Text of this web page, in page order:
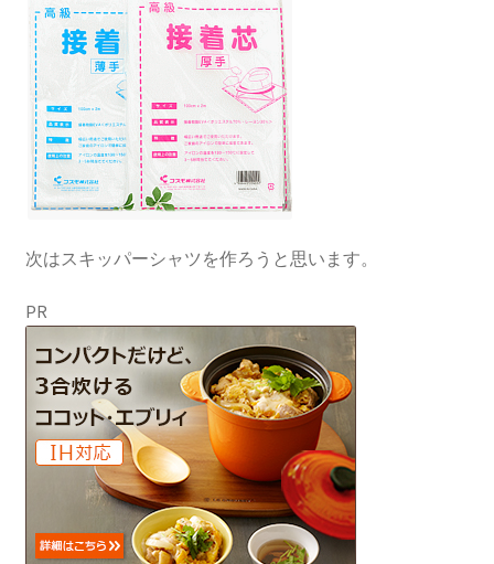
次はスキッパーシャツを作ろうと思います。
PR